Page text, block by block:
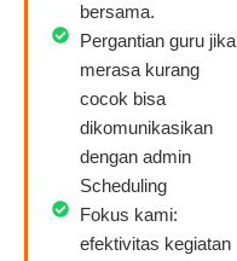
bersama.
Pergantian guru jika
merasa kurang
cocok bisa
dikomunikasikan
dengan admin
Scheduling
Fokus kami:
efektivitas kegiatan